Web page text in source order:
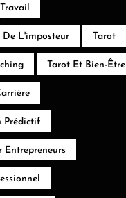
De L'imposteur Tarot
Tarot Et Bien-Être
Prédictif
Entrepreneurs